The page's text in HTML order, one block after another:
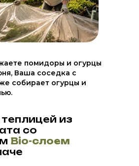
помидоры и огурцы
Ваша соседка с
собирает огурцы и
из
со
Bio-слоем